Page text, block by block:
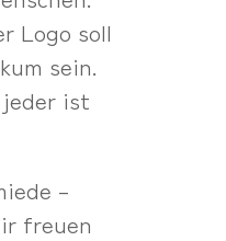
Logo soll
sein.
ist
–
freuen